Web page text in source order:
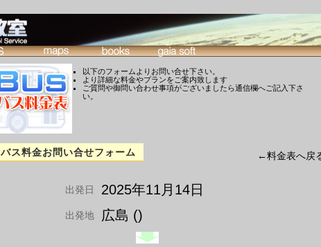
以下のフォームよりお問い合せ下さい。
より詳細な料金やプランをご案内致します
ご質問や御問い合わせ事項がございましたら通信欄へご記入下さ
い。
バス料金お問い合せフォーム ←料金表へ戻
出発日 2025年11月14日
出発地 広島 ()